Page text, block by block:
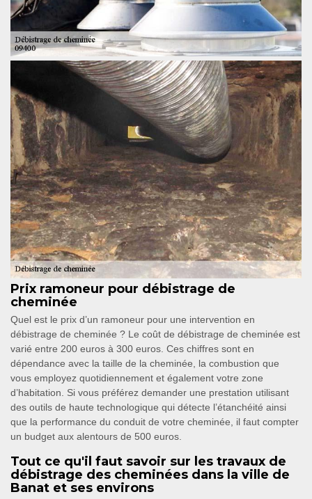
Prix ramoneur pour débistrage de
cheminée
Quel est le prix d’un ramoneur pour une intervention en
débistrage de cheminée ? Le coût de débistrage de cheminée est
varié entre 200 euros à 300 euros. Ces chiffres sont en
dépendance avec la taille de la cheminée, la combustion que
vous employez quotidiennement et également votre zone
d’habitation. Si vous préférez demander une prestation utilisant
des outils de haute technologique qui détecte l’étanchéité ainsi
que la performance du conduit de votre cheminée, il faut compter
un budget aux alentours de 500 euros.
Tout ce qu'il faut savoir sur les travaux de
débistrage des cheminées dans la ville de
Banat et ses environs